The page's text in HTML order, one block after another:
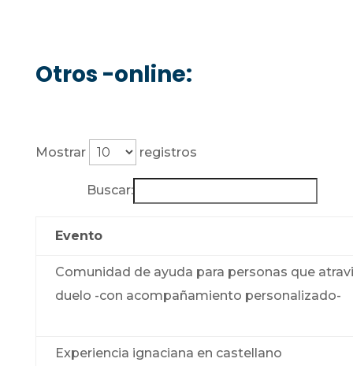
Otros -online:
Mostrar registros
Buscar:
Evento
Comunidad de ayuda para personas que
duelo -con acompañamiento personalizado-
Experiencia ignaciana en castellano